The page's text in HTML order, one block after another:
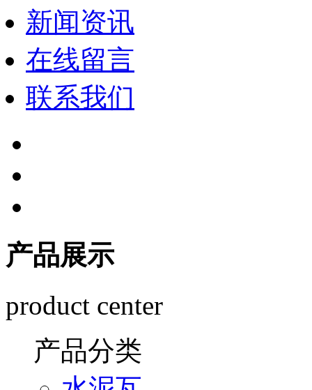
新闻资讯
在线留言
联系我们
产品展示
product center
产品分类